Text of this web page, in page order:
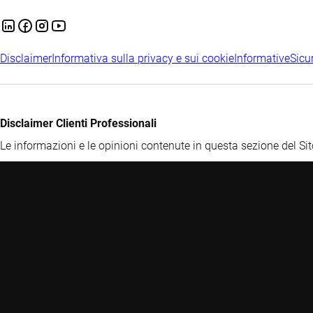
DisclaimerInformativa sulla privacy e sui cookieInformative
Disclaimer Clienti Professionali
Le informazioni e le opinioni contenute in questa sezione del